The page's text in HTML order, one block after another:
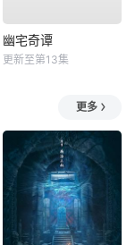
幽宅奇谭
更新至第13集
更多